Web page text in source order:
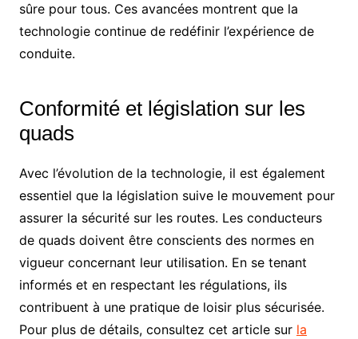
sûre pour tous. Ces avancées montrent que la
technologie continue de redéfinir l’expérience de
conduite.
Conformité et législation sur les
quads
Avec l’évolution de la technologie, il est également
essentiel que la législation suive le mouvement pour
assurer la sécurité sur les routes. Les conducteurs
de quads doivent être conscients des normes en
vigueur concernant leur utilisation. En se tenant
informés et en respectant les régulations, ils
contribuent à une pratique de loisir plus sécurisée.
Pour plus de détails, consultez cet article sur la